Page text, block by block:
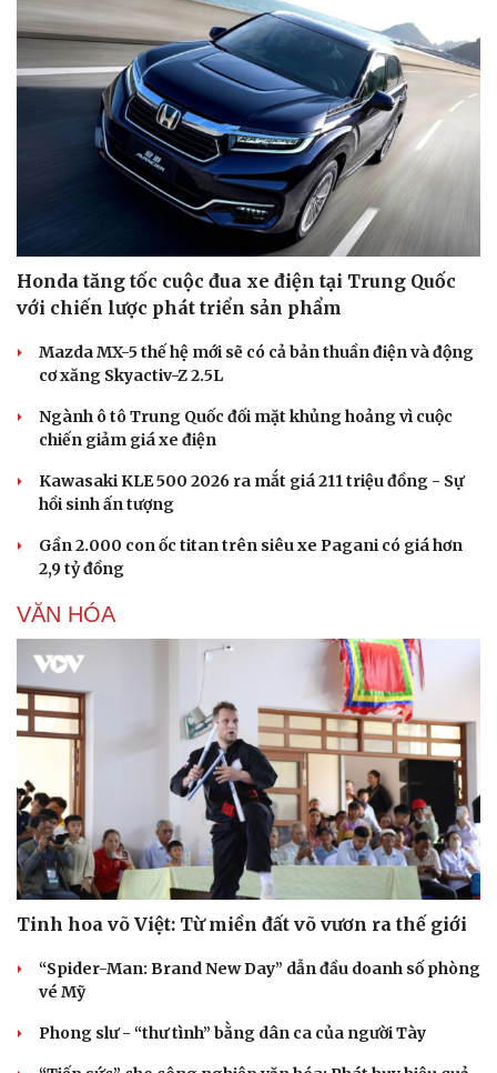
Sân khấu - Điện ảnh
Âm nhạc
Di sản
Sao Việt
Honda tăng tốc cuộc đua xe điện tại Trung Quốc
với chiến lược phát triển sản phẩm
Mazda MX-5 thế hệ mới sẽ có cả bản thuần điện và động
cơ xăng Skyactiv-Z 2.5L
Ngành ô tô Trung Quốc đối mặt khủng hoảng vì cuộc
chiến giảm giá xe điện
Kawasaki KLE 500 2026 ra mắt giá 211 triệu đồng - Sự
hồi sinh ấn tượng
Gần 2.000 con ốc titan trên siêu xe Pagani có giá hơn
2,9 tỷ đồng
VĂN HÓA
Tinh hoa võ Việt: Từ miền đất võ vươn ra thế giới
“Spider-Man: Brand New Day” dẫn đầu doanh số phòng
vé Mỹ
Phong slư - “thư tình” bằng dân ca của người Tày